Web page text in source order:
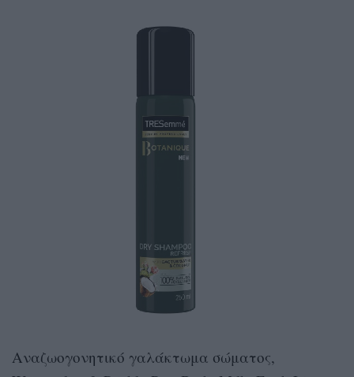
Αναζωογονητικό γαλάκτωμα σώματος,